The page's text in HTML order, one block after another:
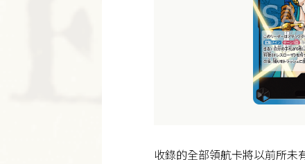
收錄的全部領航卡將以前所未